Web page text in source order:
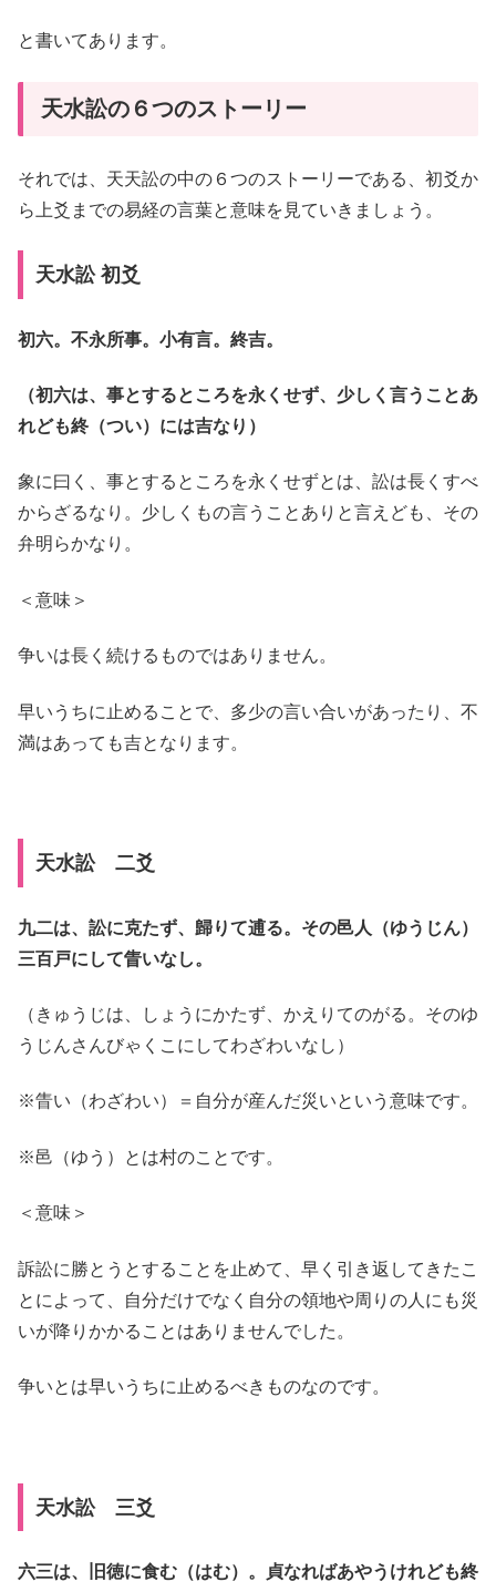
と書いてあります。
天水訟の６つのストーリー
それでは、天天訟の中の６つのストーリーである、初爻か
ら上爻までの易経の言葉と意味を見ていきましょう。
天水訟 初爻
初六。不永所事。小有言。終吉。
（初六は、事とするところを永くせず、少しく言うことあ
れども終（つい）には吉なり）
象に曰く、事とするところを永くせずとは、訟は長くすべ
からざるなり。少しくもの言うことありと言えども、その
弁明らかなり。
＜意味＞
争いは長く続けるものではありません。
早いうちに止めることで、多少の言い合いがあったり、不
満はあっても吉となります。
天水訟 二爻
九二は、訟に克たず、歸りて逋る。その邑人（ゆうじん）
三百戸にして眚いなし。
（きゅうじは、しょうにかたず、かえりてのがる。そのゆ
うじんさんびゃくこにしてわざわいなし）
※眚い（わざわい）＝自分が産んだ災いという意味です。
※邑（ゆう）とは村のことです。
＜意味＞
訴訟に勝とうとすることを止めて、早く引き返してきたこ
とによって、自分だけでなく自分の領地や周りの人にも災
いが降りかかることはありませんでした。
争いとは早いうちに止めるべきものなのです。
天水訟 三爻
六三は、旧徳に食む（はむ）。貞なればあやうけれども終